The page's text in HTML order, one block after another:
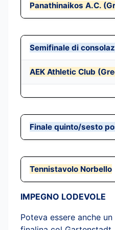
Panathinaikos A.C.
Semifinale di
AEK Athletic Club
Finale quinto/sesto
Tennistavolo Norbello
IMPEGNO LODEVOLE
Poteva essere anche